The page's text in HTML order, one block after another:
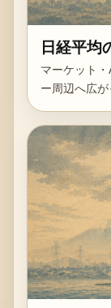
日経平均
マーケット
ー周辺へ広が